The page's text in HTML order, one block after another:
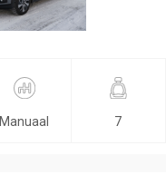
Manuaal 7